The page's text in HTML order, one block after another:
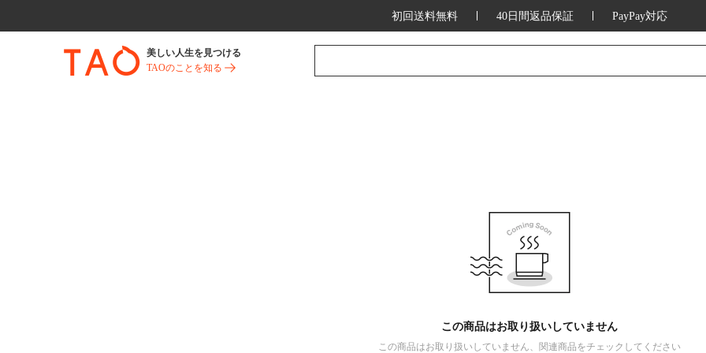
初回送料無料 40日間返品保証 PayPay対応
美しい人生を見つける
TAOのことを知る
この商品はお取り扱いしていません
この商品はお取り扱いしていません、関連商品をチェックしてください